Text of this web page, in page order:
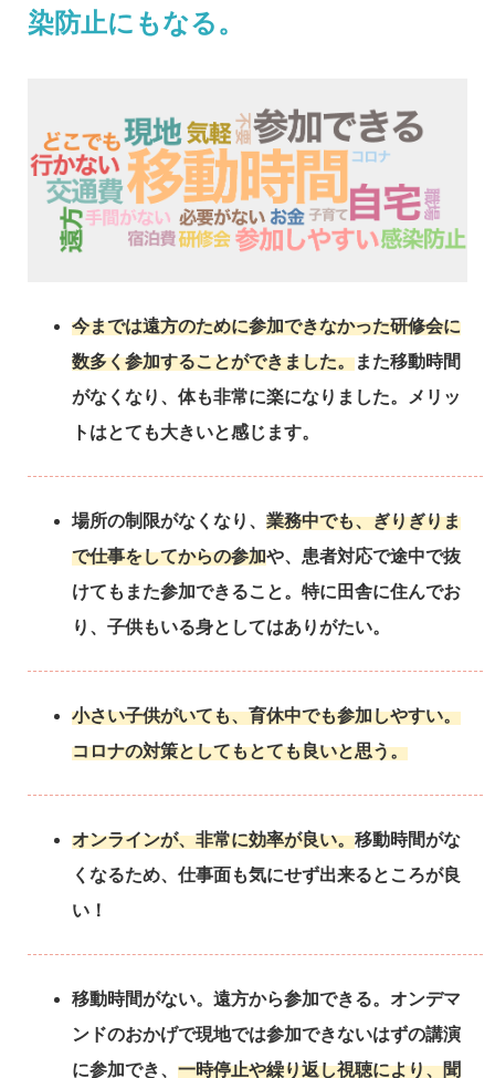
染防止にもなる。
今までは遠方のために参加できなかった研修会に
数多く参加することができました。また移動時間
がなくなり、体も非常に楽になりました。メリッ
トはとても大きいと感じます。
場所の制限がなくなり、 業務中でも、ぎりぎりま
で仕事をしてからの参加や、患者対応で途中で抜
けてもまた参加できること。特に田舎に住んでお
り、子供もいる身としてはありがたい。
小さい子供がいても、育休中でも参加しやすい。
コロナの対策としてもとても良いと思う。
オンラインが、非常に効率が良い。移動時間がな
くなるため、仕事面も気にせず出来るところが良
い！
移動時間がない。遠方から参加できる。オンデマ
ンドのおかげで現地では参加できないはずの講演
に参加でき、 一時停止や繰り返し視聴により、聞